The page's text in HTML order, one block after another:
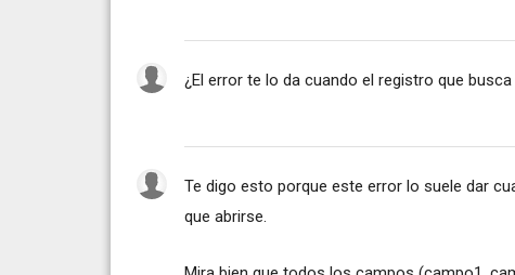
¿El error te lo da cuando el registro que
Te digo esto porque este error lo suele dar
que abrirse.